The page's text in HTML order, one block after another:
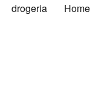
drogeria Home